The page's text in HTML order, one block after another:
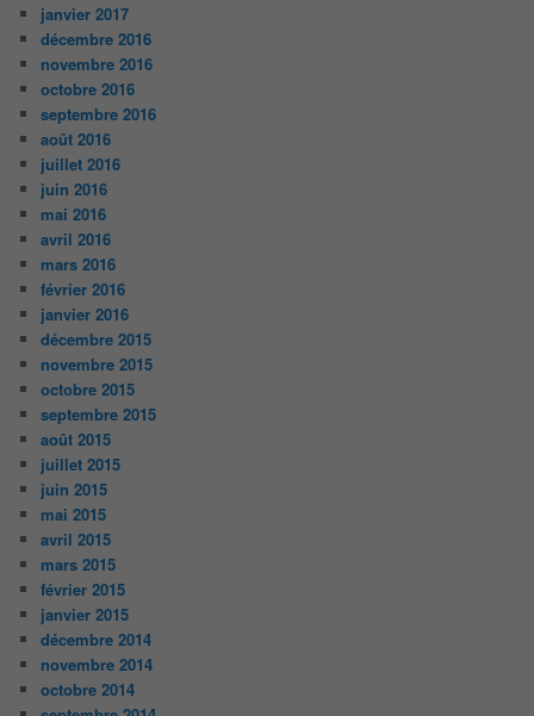
janvier 2017
décembre 2016
novembre 2016
octobre 2016
septembre 2016
août 2016
juillet 2016
juin 2016
mai 2016
avril 2016
mars 2016
février 2016
janvier 2016
décembre 2015
novembre 2015
octobre 2015
septembre 2015
août 2015
juillet 2015
juin 2015
mai 2015
avril 2015
mars 2015
février 2015
janvier 2015
décembre 2014
novembre 2014
octobre 2014